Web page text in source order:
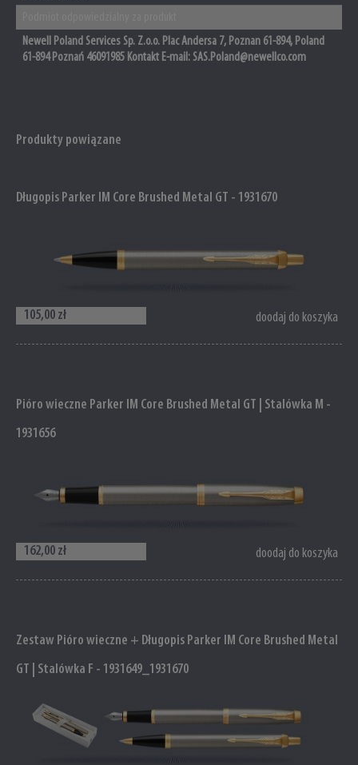
Newell Poland Services Sp. Z.o.o. Plac Andersa 7, Poznan 61-894, Poland
61-894 Poznań 46091985 Kontakt E-mail: SAS.Poland@newellco.com
Produkty powiązane
Długopis Parker IM Core Brushed Metal GT - 1931670
105,00 zł doodaj do koszyka
Pióro wieczne Parker IM Core Brushed Metal GT | Stalówka M -
1931656
162,00 zł doodaj do koszyka
Zestaw Pióro wieczne + Długopis Parker IM Core Brushed Metal
GT | Stalówka F - 1931649_1931670